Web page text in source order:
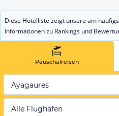
Diese Hotelliste zeigt unsere am
Informationen zu Rankings und
Pauschalreisen
Ayagaures
Alle Flughäfen